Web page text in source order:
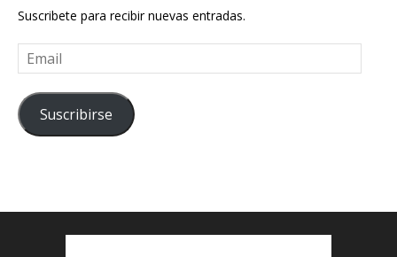
Suscribete para recibir nuevas entradas.
Email
Suscribirse